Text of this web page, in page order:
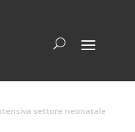
settore neonatale